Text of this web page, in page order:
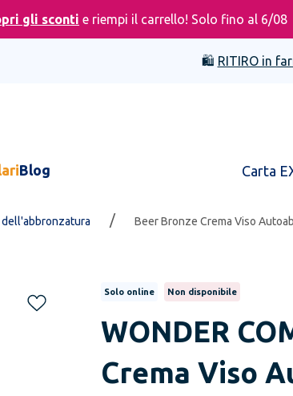
gli sconti e riempi il carrello! Solo fino al 6/08
🛍️ RITIRO in
Blog Carta
/ Beer Bronze Crema Viso
Solo online Non disponibile
WONDER
Crema Viso